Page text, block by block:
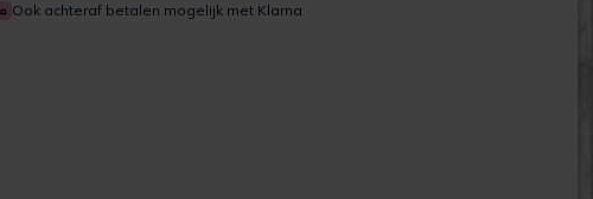
Ook achteraf betalen mogelijk met Klarna